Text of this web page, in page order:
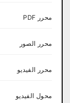
محرر PDF
محرر الصور
محرر الفيديو
محول الفيديو